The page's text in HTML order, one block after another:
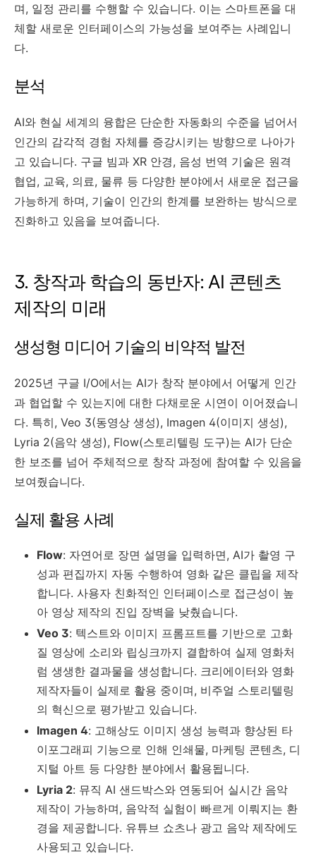
며, 일정 관리를 수행할 수 있습니다. 이는 스마트폰을 대
체할 새로운 인터페이스의 가능성을 보여주는 사례입니
다.
분석
AI와 현실 세계의 융합은 단순한 자동화의 수준을 넘어서
인간의 감각적 경험 자체를 증강시키는 방향으로 나아가
고 있습니다. 구글 빔과 XR 안경, 음성 번역 기술은 원격
협업, 교육, 의료, 물류 등 다양한 분야에서 새로운 접근을
가능하게 하며, 기술이 인간의 한계를 보완하는 방식으로
진화하고 있음을 보여줍니다.
3. 창작과 학습의 동반자: AI 콘텐츠
제작의 미래
생성형 미디어 기술의 비약적 발전
2025년 구글 I/O에서는 AI가 창작 분야에서 어떻게 인간
과 협업할 수 있는지에 대한 다채로운 시연이 이어졌습니
다. 특히, Veo 3(동영상 생성), Imagen 4(이미지 생성),
Lyria 2(음악 생성), Flow(스토리텔링 도구)는 AI가 단순
한 보조를 넘어 주체적으로 창작 과정에 참여할 수 있음을
보여줬습니다.
실제 활용 사례
Flow: 자연어로 장면 설명을 입력하면, AI가 촬영 구
성과 편집까지 자동 수행하여 영화 같은 클립을 제작
합니다. 사용자 친화적인 인터페이스로 접근성이 높
아 영상 제작의 진입 장벽을 낮췄습니다.
Veo 3: 텍스트와 이미지 프롬프트를 기반으로 고화
질 영상에 소리와 립싱크까지 결합하여 실제 영화처
럼 생생한 결과물을 생성합니다. 크리에이터와 영화
제작자들이 실제로 활용 중이며, 비주얼 스토리텔링
의 혁신으로 평가받고 있습니다.
Imagen 4: 고해상도 이미지 생성 능력과 향상된 타
이포그래피 기능으로 인해 인쇄물, 마케팅 콘텐츠, 디
지털 아트 등 다양한 분야에서 활용됩니다.
Lyria 2: 뮤직 AI 샌드박스와 연동되어 실시간 음악
제작이 가능하며, 음악적 실험이 빠르게 이뤄지는 환
경을 제공합니다. 유튜브 쇼츠나 광고 음악 제작에도
사용되고 있습니다.